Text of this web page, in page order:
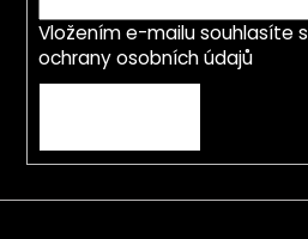
Vložením e-mailu souhlasíte s
ochrany osobních údajů